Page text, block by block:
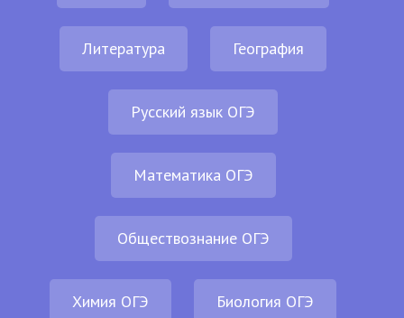
Литература География
Русский язык ОГЭ
Математика ОГЭ
Обществознание ОГЭ
Химия ОГЭ Биология ОГЭ